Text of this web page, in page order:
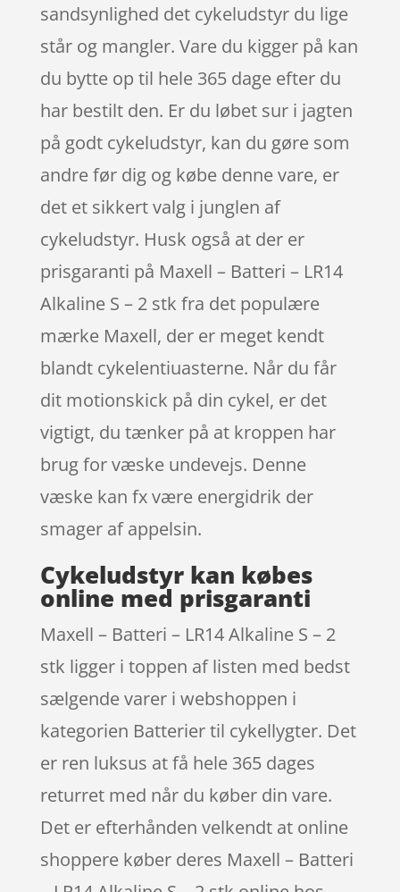
sandsynlighed det cykeludstyr du lige
står og mangler. Vare du kigger på kan
du bytte op til hele 365 dage efter du
har bestilt den. Er du løbet sur i jagten
på godt cykeludstyr, kan du gøre som
andre før dig og købe denne vare, er
det et sikkert valg i junglen af
cykeludstyr. Husk også at der er
prisgaranti på Maxell – Batteri – LR14
Alkaline S – 2 stk fra det populære
mærke Maxell, der er meget kendt
blandt cykelentiuasterne. Når du får
dit motionskick på din cykel, er det
vigtigt, du tænker på at kroppen har
brug for væske undevejs. Denne
væske kan fx være energidrik der
smager af appelsin.
Cykeludstyr kan købes
online med prisgaranti
Maxell – Batteri – LR14 Alkaline S – 2
stk ligger i toppen af listen med bedst
sælgende varer i webshoppen i
kategorien Batterier til cykellygter. Det
er ren luksus at få hele 365 dages
returret med når du køber din vare.
Det er efterhånden velkendt at online
shoppere køber deres Maxell – Batteri